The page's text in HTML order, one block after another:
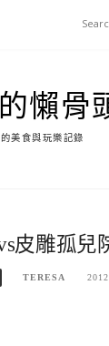
懶骨
美食與玩樂記錄
皮雕孤兒
TERESA